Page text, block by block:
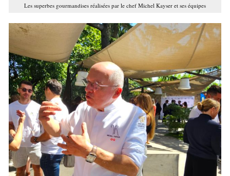
Les superbes gourmandises réalisées par le chef Michel Kayser et ses équipes